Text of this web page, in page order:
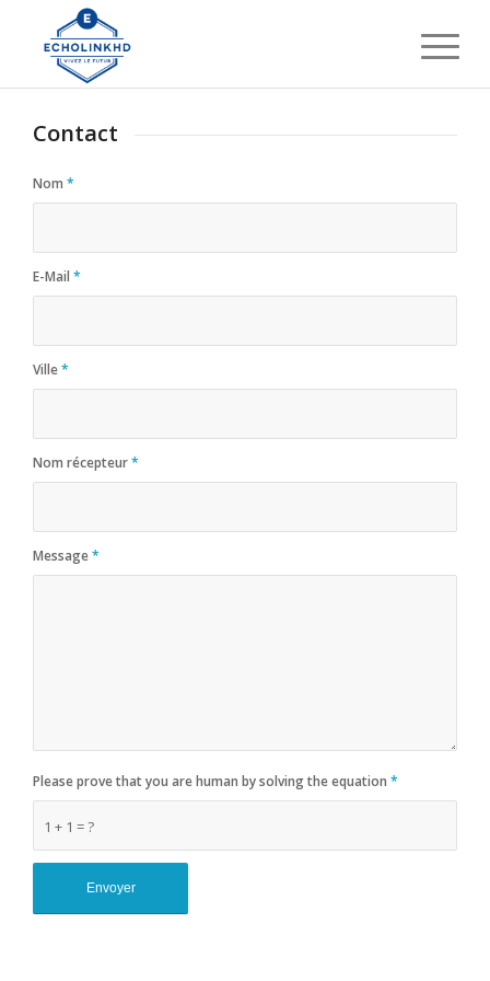
Contact
Nom *
E-Mail *
Ville*
Nom récepteur*
Message*
1 + 1 = ?
Please prove that you are human by solving the equation *